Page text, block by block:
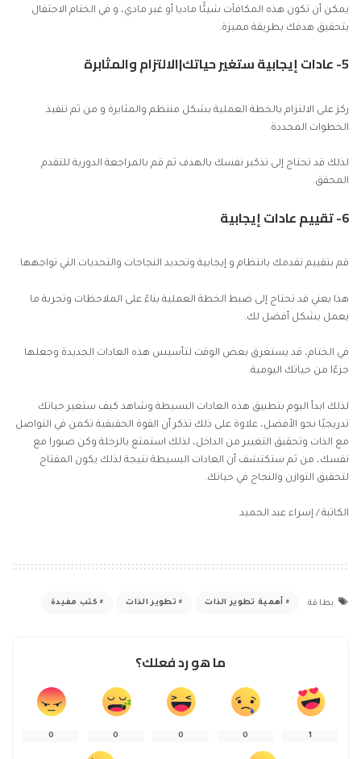
يمكن أن تكون هذه المكافآت شيئًا ماديا أو غير مادي، و في الختام الاحتفال
بتحقيق هدفك بطريقة مميزة.
5- عادات إيجابية ستغير حياتك|الالتزام والمثابرة
ركز على الالتزام بالخطة العملية بشكل منتظم والمثابرة و من ثم تنفيذ
الخطوات المحددة.
لذلك قد تحتاج إلى تذكير نفسك بالهدف ثم قم بالمراجعة الدورية للتقدم
المحقق.
6- تقييم عادات إيجابية
قم بتقييم تقدمك بانتظام و إيجابية وتحديد النجاحات والتحديات التي تواجهها.
هذا يعني قد تحتاج إلى ضبط الخطة العملية بناءً على الملاحظات وتجربة ما
يعمل بشكل أفضل لك.
في الختام، قد يستغرق بعض الوقت لتأسيس هذه العادات الجديدة وجعلها
جزءًا من حياتك اليومية.
لذلك ابدأ اليوم بتطبيق هذه العادات البسيطة وشاهد كيف ستغير حياتك
تدريجيًا نحو الأفضل، علاوة على ذلك تذكر أن القوة الحقيقية تكمن في التواصل
مع الذات وتحقيق التغيير من الداخل، لذلك استمتع بالرحلة وكن صبورا مع
نفسك، من ثم ستكتشف أن العادات البسيطة نتيجة لذلك يكون المفتاح
لتحقيق التوازن والنجاح في حياتك.
الكاتبة / إسراء عبد الحميد
بطاقة أهمية تطوير الذات تطوير الذات كتب مفيدة
ما هو رد فعلك؟
1
0
0
0
0